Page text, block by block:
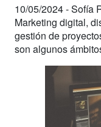
10/05/2024 -Sofía
Marketing digital,
gestión de
son algunos